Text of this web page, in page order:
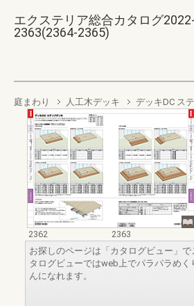
エクステリア総合カタログ
2363(2364-2365)
庭まわり 人工木デッキ デッキDC ス
2362
2363
お探しのページは「カタログビュー」
タログビューではweb上でパラパラめく
んになれます。